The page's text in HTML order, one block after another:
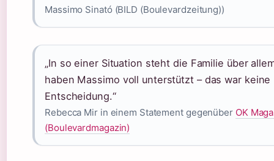
Massimo Sinató (BILD (Boulevardzeitung))
„In so einer Situation steht die Familie über
haben Massimo voll unterstützt – das war
Entscheidung.“
Rebecca Mir in einem Statement gegenüber OK
(Boulevardmagazin)